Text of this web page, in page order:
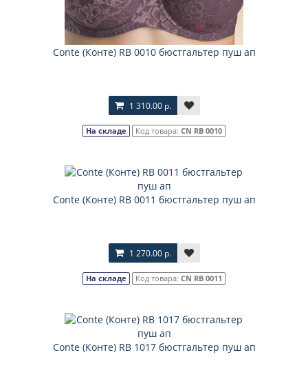
Соnte (Конте) RB 0010 бюстгальтер пуш ап
1 310.00 р.
На складе Код товара: CN RB 0010
Соnte (Конте) RB 0011 бюстгальтер пуш ап
1 270.00 р.
На складе Код товара: CN RB 0011
Соnte (Конте) RB 1017 бюстгальтер пуш ап